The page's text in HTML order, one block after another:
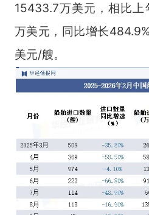
15433.7万美元，相比
万美元，同比增长
美元/艘。